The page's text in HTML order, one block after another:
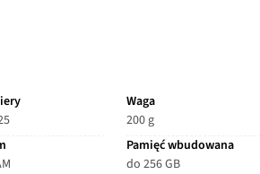
Waga
200 g
Pamięć wbudowana
do 256 GB